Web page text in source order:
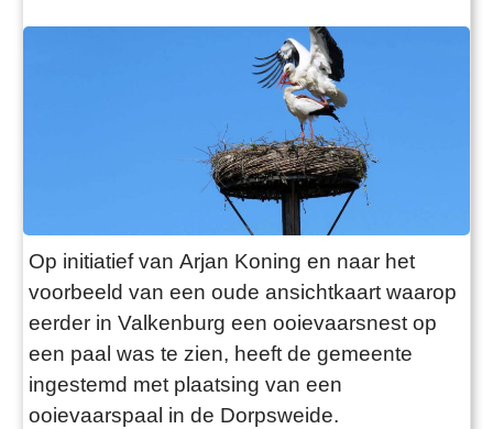
Op initiatief van Arjan Koning en naar het
voorbeeld van een oude ansichtkaart waarop
eerder in Valkenburg een ooievaarsnest op
een paal was te zien, heeft de gemeente
ingestemd met plaatsing van een
ooievaarspaal in de Dorpsweide.